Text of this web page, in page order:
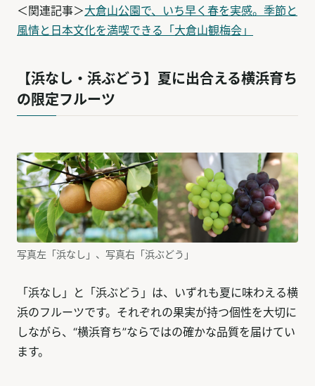
​​​＜関連記事＞​大倉山公園で、いち早く春を実感。季節と
風情と日本文化を満喫できる「大倉山観梅会」
【浜なし・浜ぶどう】夏に出合える横浜育ち
の限定フルーツ
写真左「浜なし」、写真右「浜ぶどう」
「浜なし」と「浜ぶどう」は、いずれも夏に味わえる横
浜のフルーツです。それぞれの果実が持つ個性を大切に
しながら、“横浜育ち”ならではの確かな品質を届けてい
ます。